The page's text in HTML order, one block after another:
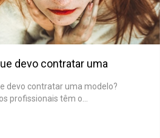
devo contratar uma
devo contratar uma modelo?
profissionais têm o...